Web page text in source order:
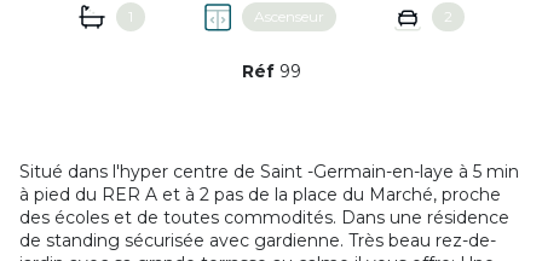
1 Ascenseur 2
Réf 99
Situé dans l'hyper centre de Saint -Germain-en-laye à 5 min
à pied du RER A et à 2 pas de la place du Marché, proche
des écoles et de toutes commodités. Dans une résidence
de standing sécurisée avec gardienne. Très beau rez-de-